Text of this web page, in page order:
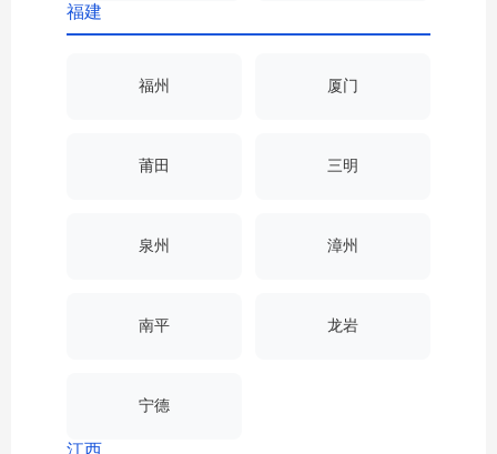
福建
福州 厦门
莆田 三明
泉州 漳州
南平 龙岩
宁德
江西